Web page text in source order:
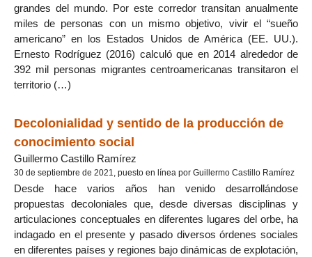
grandes del mundo. Por este corredor transitan anualmente
miles de personas con un mismo objetivo, vivir el “sueño
americano” en los Estados Unidos de América (EE. UU.).
Ernesto Rodríguez (2016) calculó que en 2014 alrededor de
392 mil personas migrantes centroamericanas transitaron el
territorio (…)
Decolonialidad y sentido de la producción de
conocimiento social
Guillermo Castillo Ramírez
30 de septiembre de 2021, puesto en línea por Guillermo Castillo Ramírez
Desde hace varios años han venido desarrollándose
propuestas decoloniales que, desde diversas disciplinas y
articulaciones conceptuales en diferentes lugares del orbe, ha
indagado en el presente y pasado diversos órdenes sociales
en diferentes países y regiones bajo dinámicas de explotación,